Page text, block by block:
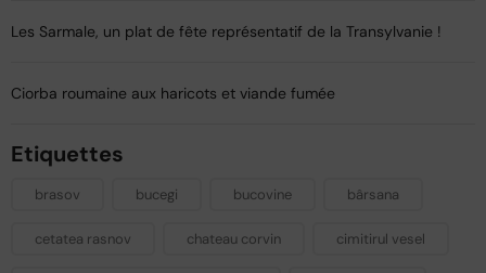
Les Sarmale, un plat de fête représentatif de la Transylvanie !​
Ciorba roumaine aux haricots et viande fumée
Etiquettes
brasov bucegi bucovine bârsana
cetatea rasnov chateau corvin cimitirul vesel